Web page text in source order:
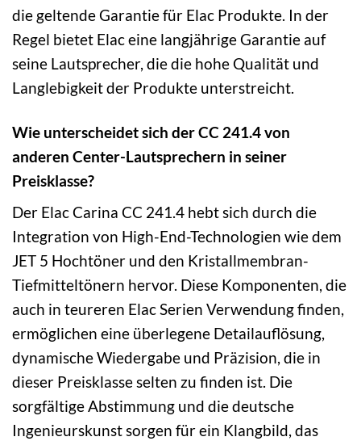
die geltende Garantie für Elac Produkte. In der
Regel bietet Elac eine langjährige Garantie auf
seine Lautsprecher, die die hohe Qualität und
Langlebigkeit der Produkte unterstreicht.
Wie unterscheidet sich der CC 241.4 von
anderen Center-Lautsprechern in seiner
Preisklasse?
Der Elac Carina CC 241.4 hebt sich durch die
Integration von High-End-Technologien wie dem
JET 5 Hochtöner und den Kristallmembran-
Tiefmitteltönern hervor. Diese Komponenten, die
auch in teureren Elac Serien Verwendung finden,
ermöglichen eine überlegene Detailauflösung,
dynamische Wiedergabe und Präzision, die in
dieser Preisklasse selten zu finden ist. Die
sorgfältige Abstimmung und die deutsche
Ingenieurskunst sorgen für ein Klangbild, das